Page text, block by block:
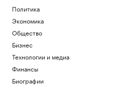
Политика
Экономика
Общество
Бизнес
Технологии и медиа
Финансы
Биографии